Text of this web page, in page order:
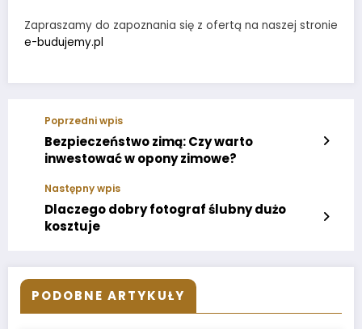
Zapraszamy do zapoznania się z ofertą na naszej stronie
e-budujemy.pl
Poprzedni wpis
Bezpieczeństwo zimą: Czy warto
inwestować w opony zimowe?
Następny wpis
Dlaczego dobry fotograf ślubny dużo
kosztuje
PODOBNE ARTYKUŁY